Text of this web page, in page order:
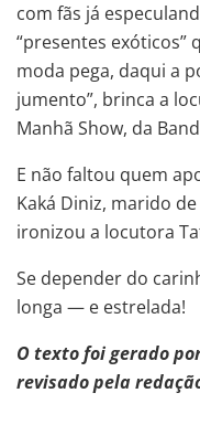
com fãs já
“presentes exóticos”
moda pega, daqui a
jumento”, brinca a
Manhã Show, da
E não faltou quem
Kaká Diniz, marido de
ironizou a locutora
Se depender do
longa — e estrelada!
O texto foi gerado
revisado pela